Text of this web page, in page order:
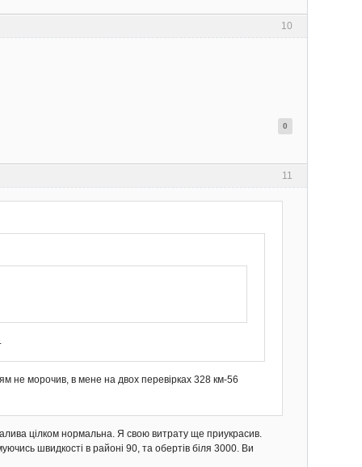
10
0
11
не морочив, в мене на двох перевірках 328 км-56
цілком нормальна. Я свою витрату ще приукрасив.
швидкості в районі 90, та обертів біля 3000. Ви